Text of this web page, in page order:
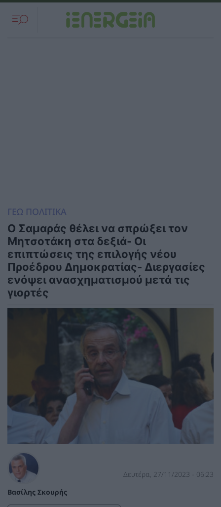
ΓΕΩ ΠΟΛΙΤΙΚΑ
Ο Σαμαράς θέλει να σπρώξει τον
Μητσοτάκη στα δεξιά- Οι
επιπτώσεις της επιλογής νέου
Προέδρου Δημοκρατίας- Διεργασίες
ενόψει ανασχηματισμού μετά τις
γιορτές
Βασίλης Σκουρής
Δευτέρα, 27/11/2023 - 06:23